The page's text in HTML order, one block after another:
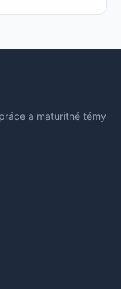
a maturitné témy